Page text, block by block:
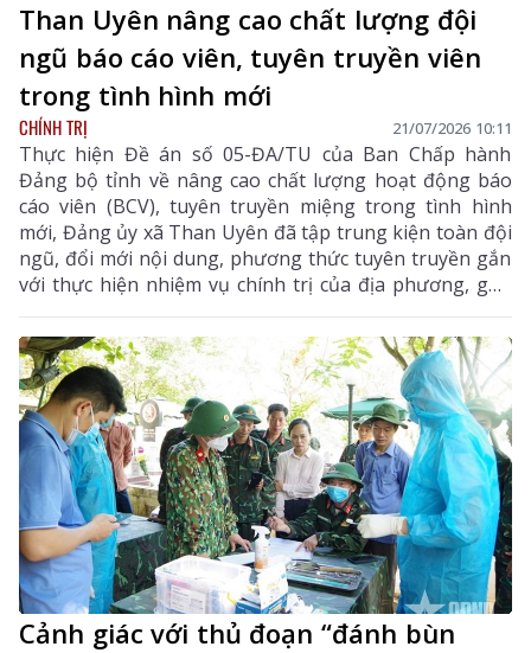
Than Uyên nâng cao chất lượng đội
ngũ báo cáo viên, tuyên truyền viên
trong tình hình mới
CHÍNH TRỊ 21/07/2026 10:11
Thực hiện Đề án số 05-ĐA/TU của Ban Chấp hành
Đảng bộ tỉnh về nâng cao chất lượng hoạt động báo
cáo viên (BCV), tuyên truyền miệng trong tình hình
mới, Đảng ủy xã Than Uyên đã tập trung kiện toàn đội
ngũ, đổi mới nội dung, phương thức tuyên truyền gắn
với thực hiện nhiệm vụ chính trị của địa phương, góp
phần tạo sự thống nhất về nhận thức, củng cố niềm
tin, đồng thuận trong nhân dân.
Cảnh giác với thủ đoạn “đánh bùn